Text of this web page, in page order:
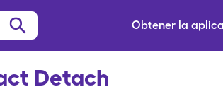
Obtener la
Detach